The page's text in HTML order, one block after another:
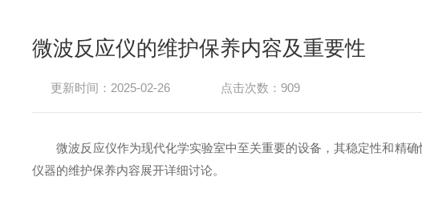
微波反应仪的维护保养内容及重要性
更新时间：2025-02-26 点击次数：909
微波反应仪作为现代化学实验室中至关重要的设备，其稳定性和精确
仪器的维护保养内容展开详细讨论。